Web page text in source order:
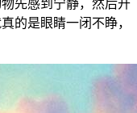
先感到宁静，然后开
的是眼睛一闭不睁，